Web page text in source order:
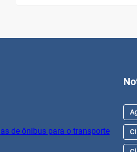
de ônibus para o transporte